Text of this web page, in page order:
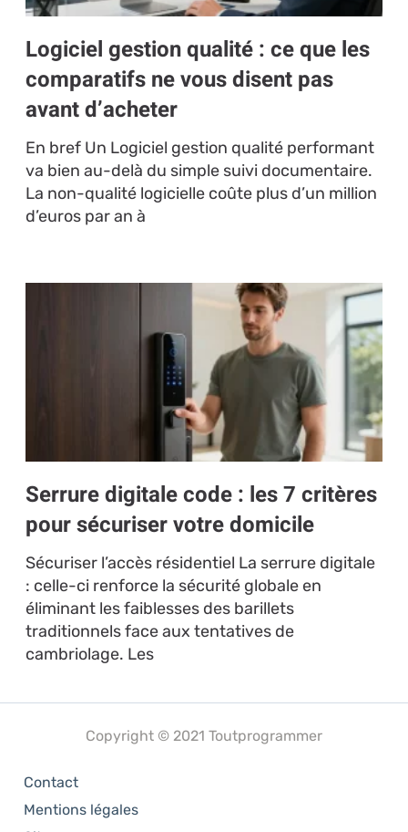
Logiciel gestion qualité : ce que les
comparatifs ne vous disent pas
avant d’acheter
En bref Un Logiciel gestion qualité performant
va bien au-delà du simple suivi documentaire.
La non-qualité logicielle coûte plus d’un million
d’euros par an à
Serrure digitale code : les 7 critères
pour sécuriser votre domicile
Sécuriser l’accès résidentiel La serrure digitale
: celle-ci renforce la sécurité globale en
éliminant les faiblesses des barillets
traditionnels face aux tentatives de
cambriolage. Les
Copyright © 2021 Toutprogrammer
Contact
Mentions légales